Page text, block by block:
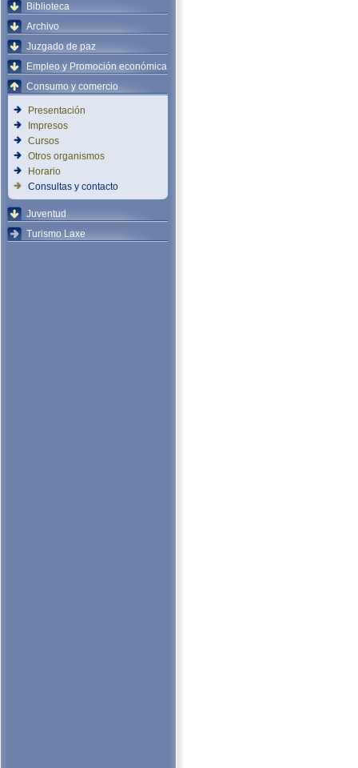
Biblioteca
Archivo
Juzgado de paz
Empleo y Promoción económica
Consumo y comercio
Presentación
Impresos
Cursos
Otros organismos
Horario
Consultas y contacto
Juventud
Turismo Laxe